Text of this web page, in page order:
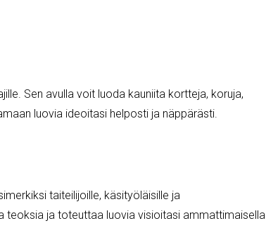
Sen avulla voit luoda kauniita kortteja, koruja,
luovia ideoitasi helposti ja näppärästi.
taiteilijoille, käsityöläisille ja
teoksia ja toteuttaa luovia visioitasi ammattimaisella